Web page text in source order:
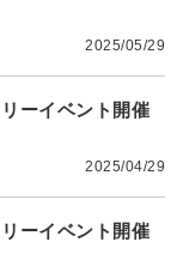
2025/05/29
ーイベント開催
2025/04/29
ーイベント開催